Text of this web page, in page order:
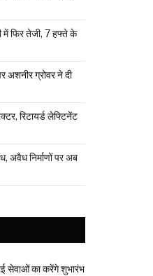
फिर तेजी, 7 हफ्ते के
अशनीर ग्रोवर ने दी
रिटायर्ड लेफ्टिनेंट
अवैध निर्माणों पर अब
सेवाओं का करेंगे शुभारंभ